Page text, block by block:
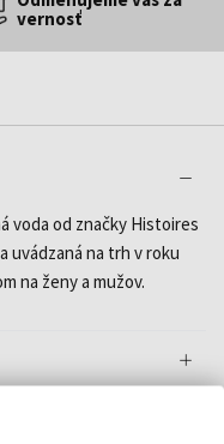
vernosť
voda od značky Histoires
uvádzaná na trh v roku
na ženy a mužov.